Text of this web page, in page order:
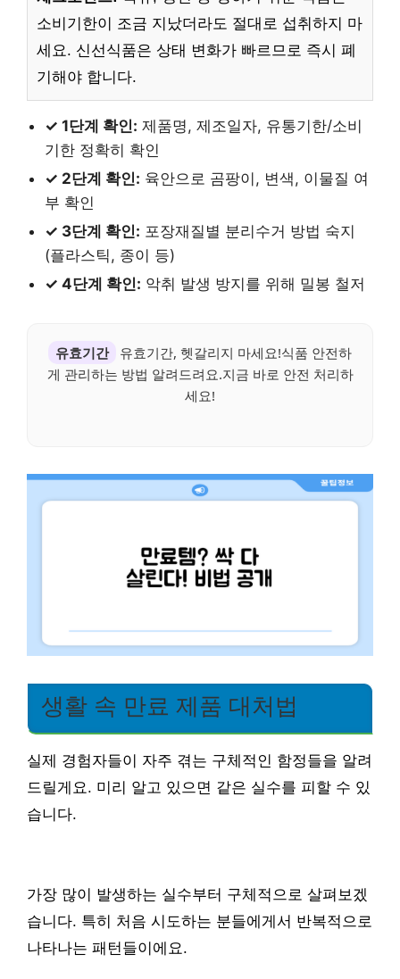
소비기한이 조금 지났더라도 절대로 섭취하지 마
세요. 신선식품은 상태 변화가 빠르므로 즉시 폐
기해야 합니다.
✓ 1단계 확인: 제품명, 제조일자, 유통기한/소비
기한 정확히 확인
✓ 2단계 확인: 육안으로 곰팡이, 변색, 이물질 여
부 확인
✓ 3단계 확인: 포장재질별 분리수거 방법 숙지
(플라스틱, 종이 등)
✓ 4단계 확인: 악취 발생 방지를 위해 밀봉 철저
유효기간
유효기간, 헷갈리지 마세요!식품 안전하
게 관리하는 방법 알려드려요.지금 바로 안전 처리하
세요!
생활 속 만료 제품 대처법
실제 경험자들이 자주 겪는 구체적인 함정들을 알려
드릴게요. 미리 알고 있으면 같은 실수를 피할 수 있
습니다.
가장 많이 발생하는 실수부터 구체적으로 살펴보겠
습니다. 특히 처음 시도하는 분들에게서 반복적으로
나타나는 패턴들이에요.